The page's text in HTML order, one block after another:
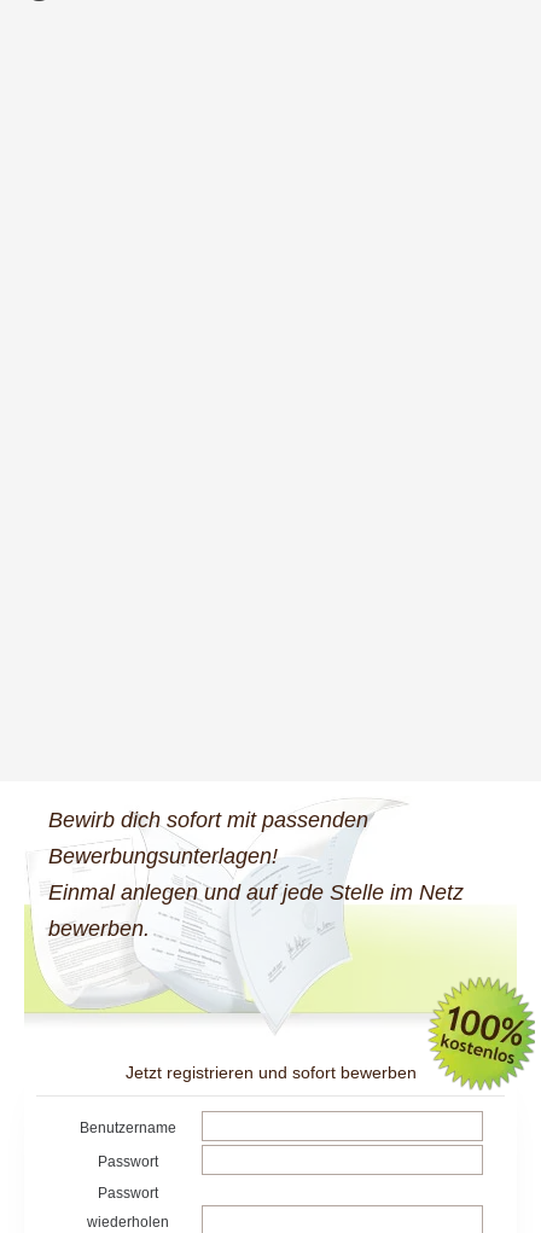
Bewirb dich sofort mit passenden
Bewerbungsunterlagen!
Einmal anlegen und auf jede Stelle im Netz
bewerben.
Jetzt registrieren und sofort bewerben
Benutzername
Passwort
Passwort
wiederholen